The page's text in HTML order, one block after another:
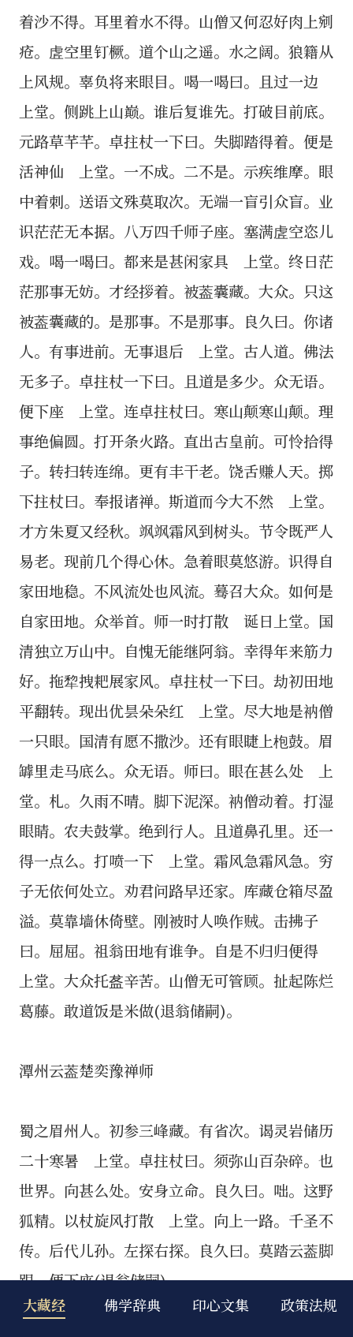
大藏经 佛学辞典 印心文集 政策法规